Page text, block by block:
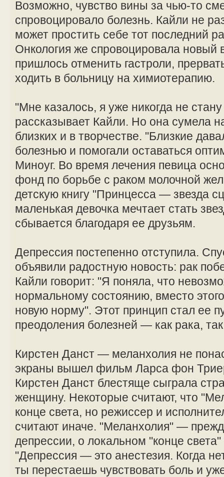
Возможно, чувство вины за чью-то
спровоцировало болезнь. Кайли не
может простить себе тот последний
Онкология же спровоцировала новый
пришлось отменить гастроли,
ходить в больницу на химиотерапию.
"Мне казалось, я уже никогда не
рассказывает Кайли. Но она сумела
близких и в творчестве. "Близкие
болезнью и помогали оставаться
Миноуг. Во время лечения певица
фонд по борьбе с раком молочной
детскую книгу "Принцесса — звезда
маленькая девочка мечтает стать
сбывается благодаря ее друзьям.
Депрессия постепенно отступила.
объявили радостную новость: рак
Кайли говорит: "Я поняла, что
нормальному состоянию, вместо
новую норму". Этот принцип стал ее
преодоления болезней — как рака,
Кирстен Данст — меланхолия не
экраны вышел фильм Ларса фон
Кирстен Данст блестяще сыграла
женщину. Некоторые считают, что
конце света, но режиссер и
считают иначе. "Меланхолия" —
депрессии, о локальном "конце света"
"Депрессия — это анестезия. Когда
ты перестаешь чувствовать боль и